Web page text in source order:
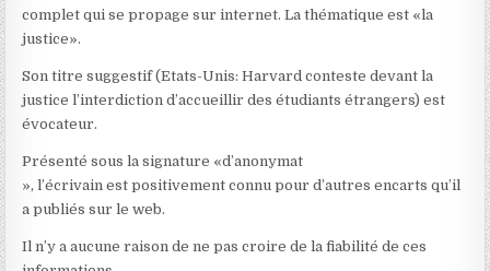
complet qui se propage sur internet. La thématique est «la
justice».
Son titre suggestif (Etats-Unis: Harvard conteste devant la
justice l’interdiction d’accueillir des étudiants étrangers) est
évocateur.
Présenté sous la signature «d’anonymat
», l’écrivain est positivement connu pour d’autres encarts qu’il
a publiés sur le web.
Il n’y a aucune raison de ne pas croire de la fiabilité de ces